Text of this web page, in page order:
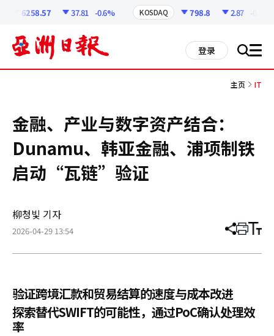
6258.57 37.81 -0.6% KOSDAQ 798.8 2.87 -0.36%
登录 搜 all
主页 IT
金融、产业与数字资产结合：
Dunamu、韩亚金融、浦项制铁
启动“瓦链”验证
柳청빛 기자
2026-04-29 13:54 分
章
打 调
小
验证跨境汇款和贸易结算的速度与成本改进
探索替代SWIFT的可能性，通过PoC确认处理效
率